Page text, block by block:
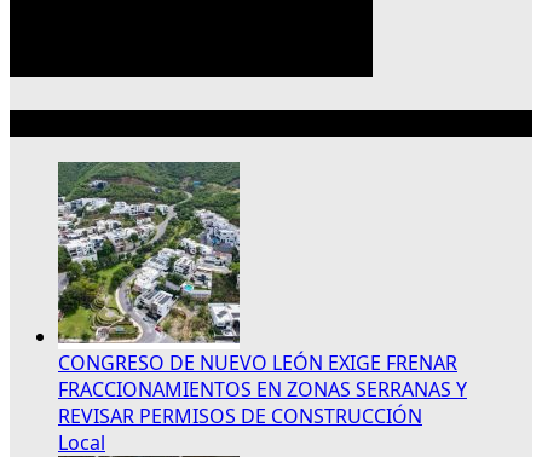
CONGRESO DE NUEVO LEÓN EXIGE FRENAR
FRACCIONAMIENTOS EN ZONAS SERRANAS Y
REVISAR PERMISOS DE CONSTRUCCIÓN
Local